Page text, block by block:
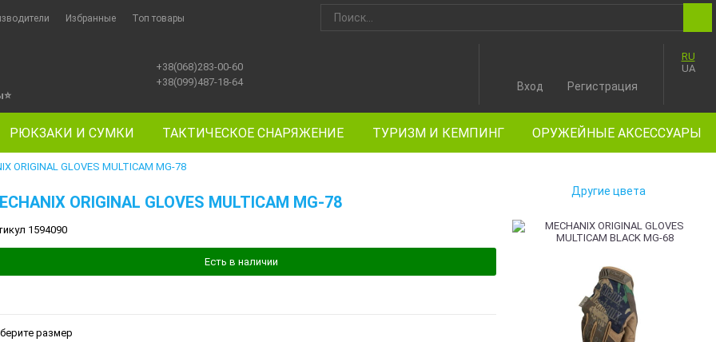
Избранные Топ товары
⭐
+38(068)283-00-60
+38(099)487-18-64
RU
UA
Вход Регистрация
РЮКЗАКИ И СУМКИ ТАКТИЧЕСКОЕ СНАРЯЖЕНИЕ ТУРИЗМ И КЕМПИНГ ОРУЖЕЙНЫЕ АКСЕССУАРЫ
ORIGINAL GLOVES MULTICAM MG-78
ORIGINAL GLOVES MULTICAM MG-78
1594090
Есть в наличии
размер
Другие цвета